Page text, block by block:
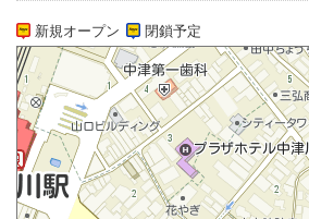
新規オープン 閉鎖予定